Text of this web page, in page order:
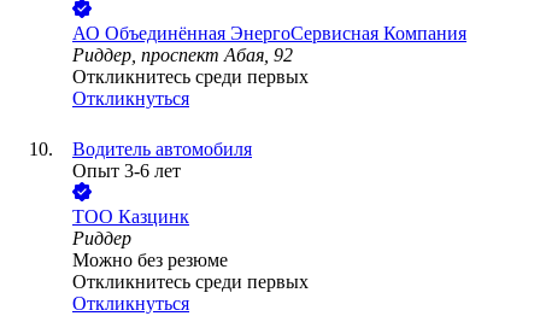
АО Объединённая ЭнергоСервисная Компания
Риддер, проспект Абая, 92
Откликнитесь среди первых
Откликнуться
Водитель автомобиля
Опыт 3-6 лет
ТОО Казцинк
Риддер
Можно без резюме
Откликнитесь среди первых
Откликнуться